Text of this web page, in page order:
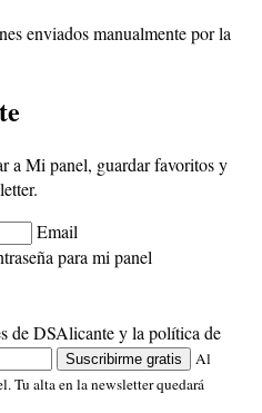
enviados manualmente por la
a Mi panel, guardar favoritos y
Email
para mi panel
de DSAlicante y la política de
Suscribirme gratis
Al
Tu alta en la newsletter quedará